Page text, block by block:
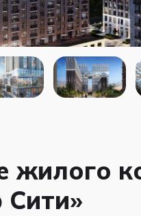
жилого
Сити»